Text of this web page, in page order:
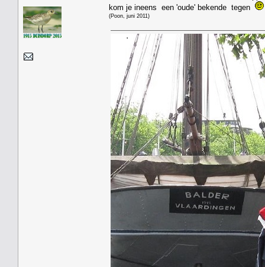
kom je ineens een 'oude' bekende tegen
(Poon, juni 2011)